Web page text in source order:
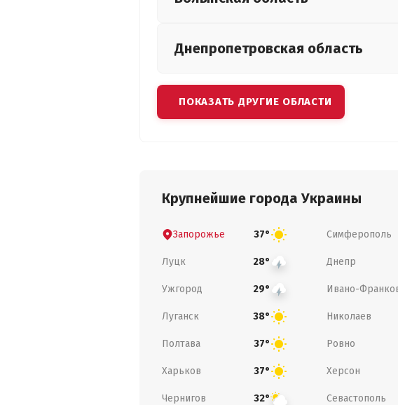
Днепропетровская область
ПОКАЗАТЬ ДРУГИЕ ОБЛАСТИ
Крупнейшие города Украины
Запорожье 37° Симферополь
Луцк 28° Днепр
Ужгород 29° Ивано-
Луганск 38° Николаев
Полтава 37° Ровно
Харьков 37° Херсон
Чернигов 32° Севастополь